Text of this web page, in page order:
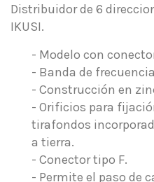
Distribuidor de 6
IKUSI.
- Modelo con
- Banda de
- Construcción en
- Orificios para
tirafondos
a tierra.
- Conector tipo F.
- Permite el paso de